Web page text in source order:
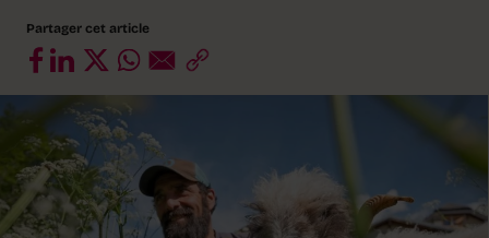
Partager cet article